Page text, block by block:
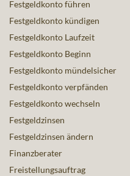
Festgeldkonto führen
Festgeldkonto kündigen
Festgeldkonto Laufzeit
Festgeldkonto Beginn
Festgeldkonto mündelsicher
Festgeldkonto verpfänden
Festgeldkonto wechseln
Festgeldzinsen
Festgeldzinsen ändern
Finanzberater
Freistellungsauftrag